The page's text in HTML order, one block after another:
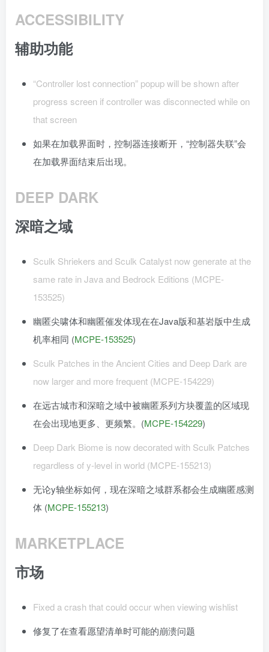
ACCESSIBILITY
辅助功能
“Controller lost connection” popup will be shown after
progress screen if controller was disconnected while on
that screen
如果在加载界面时，控制器连接断开，“控制器失联”会
在加载界面结束后出现。
DEEP DARK
深暗之域
Sculk Shriekers and Sculk Catalyst now generate at the
same rate in Java and Bedrock Editions (MCPE-
153525)
幽匿尖啸体和幽匿催发体现在在Java版和基岩版中生成
机率相同 (MCPE-153525)
Sculk Patches in the Ancient Cities and Deep Dark are
now larger and more frequent (MCPE-154229)
在远古城市和深暗之域中被幽匿系列方块覆盖的区域现
在会出现地更多、更频繁。(MCPE-154229)
Deep Dark Biome is now decorated with Sculk Patches
regardless of y-level in world (MCPE-155213)
无论y轴坐标如何，现在深暗之域群系都会生成幽匿感测
体 (MCPE-155213)
MARKETPLACE
市场
Fixed a crash that could occur when viewing wishlist
修复了在查看愿望清单时可能的崩溃问题